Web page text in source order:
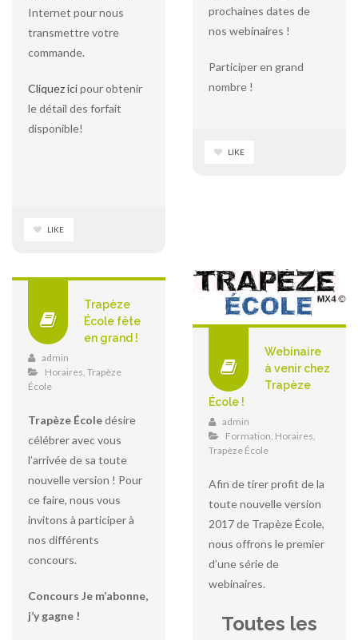
Internet pour nous
transmettre votre
commande.
Cliquez icipour obtenir
le détail des forfait
disponible!
LIKE
prochaines dates de
nos webinaires !
Participer en grand
nombre !
LIKE
Trapèze
École fête
en grand !
admin
Horaires, Trapèze
École
Trapèze Écoledésire
célébrer avec vous
l’arrivée de sa toute
nouvelle version ! Pour
ce faire, nous vous
invitons à participer à
nos différents
concours.
Concours Je m’abonne,
j’y gagne !
Webinaire
à venir chez
Trapèze
École !
admin
Formation, Horaires,
Trapèze École
Afin de tirer profit de la
toute nouvelle version
2017 de Trapèze École,
nous offrons le premier
d’une série de
webinaires.
Toutes les